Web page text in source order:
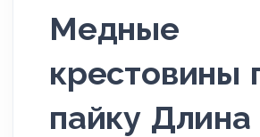
Медные
крестовины
пайку Длина